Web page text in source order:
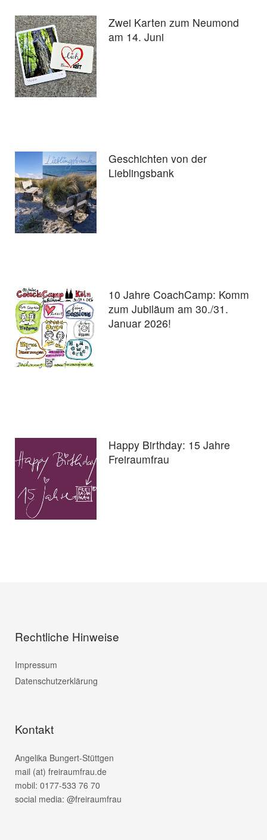
Zwei Karten zum Neumond
am 14. Juni
Geschichten von der
Lieblingsbank
10 Jahre CoachCamp: Komm
zum Jubiläum am 30./31.
Januar 2026!
Happy Birthday: 15 Jahre
Freiraumfrau
Rechtliche Hinweise
Impressum
Datenschutzerklärung
Kontakt
Angelika Bungert-Stüttgen
mail (at) freiraumfrau.de
mobil: 0177-533 76 70
social media: @freiraumfrau